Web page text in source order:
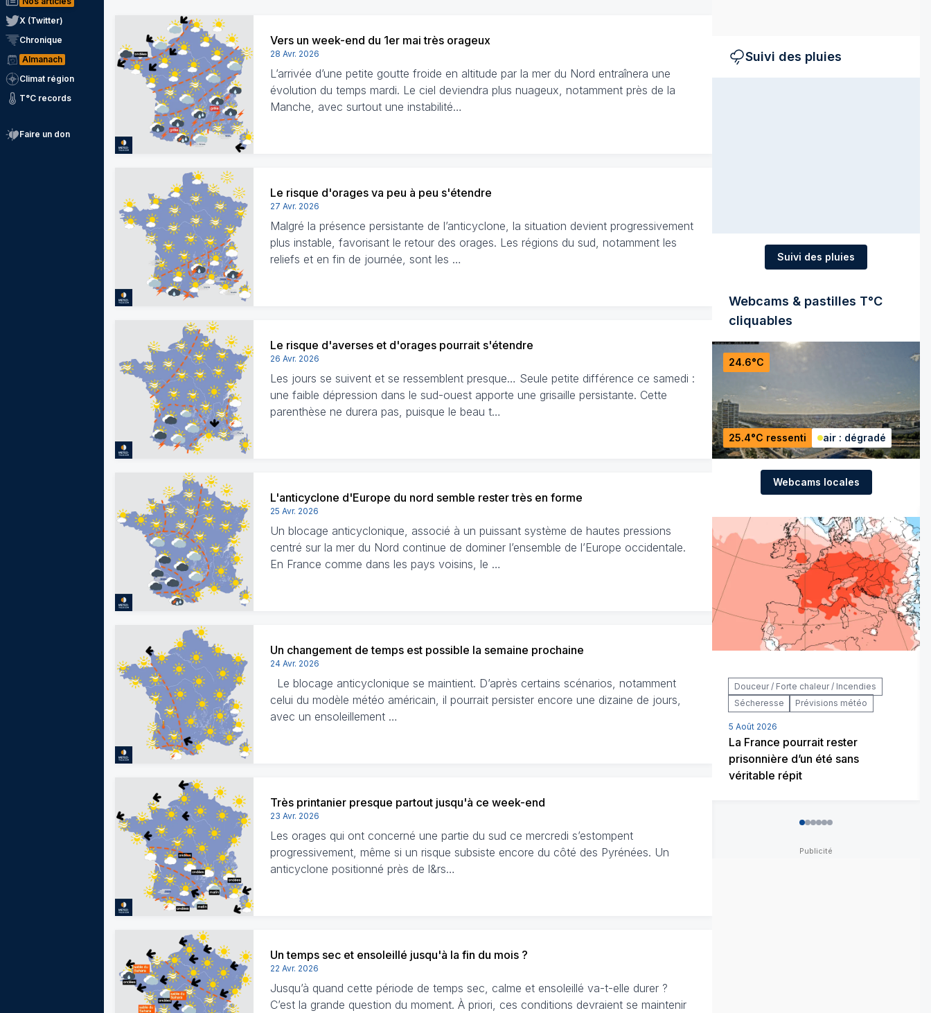
X (Twitter)
Chronique
Almanach
Climat région
T°C records
Faire un don
Vers un week-end du 1er mai très orageux
28 Avr. 2026
L’arrivée d’une petite goutte froide en altitude par la mer du Nord entraînera une
évolution du temps mardi. Le ciel deviendra plus nuageux, notamment près de la
Manche, avec surtout une instabilité…
Le risque d'orages va peu à peu s'étendre
27 Avr. 2026
Malgré la présence persistante de l’anticyclone, la situation devient progressivement
plus instable, favorisant le retour des orages. Les régions du sud, notamment les
reliefs et en fin de journée, sont les …
Le risque d'averses et d'orages pourrait s'étendre
26 Avr. 2026
Les jours se suivent et se ressemblent presque… Seule petite différence ce samedi :
une faible dépression dans le sud-ouest apporte une grisaille persistante. Cette
parenthèse ne durera pas, puisque le beau t…
L'anticyclone d'Europe du nord semble rester très en forme
25 Avr. 2026
Un blocage anticyclonique, associé à un puissant système de hautes pressions
centré sur la mer du Nord continue de dominer l’ensemble de l’Europe occidentale.
En France comme dans les pays voisins, le …
Un changement de temps est possible la semaine prochaine
24 Avr. 2026
Le blocage anticyclonique se maintient. D’après certains scénarios, notamment
celui du modèle météo américain, il pourrait persister encore une dizaine de jours,
avec un ensoleillement …
Très printanier presque partout jusqu'à ce week-end
23 Avr. 2026
Les orages qui ont concerné une partie du sud ce mercredi s’estompent
progressivement, même si un risque subsiste encore du côté des Pyrénées. Un
anticyclone positionné près de l&rs…
Un temps sec et ensoleillé jusqu'à la fin du mois ?
22 Avr. 2026
Jusqu’à quand cette période de temps sec, calme et ensoleillé va-t-elle durer ?
C’est la grande question du moment. À priori, ces conditions devraient se maintenir
Suivi des pluies
Suivi des pluies
Webcams & pastilles T°C
cliquables
24.6°C
25.4°C ressenti air : dégradé
Webcams locales
Douceur / Forte chaleur / Incendies
Sécheresse
Prévisions météo
5 Août 2026
La France pourrait rester
prisonnière d’un été sans
véritable répit
012345